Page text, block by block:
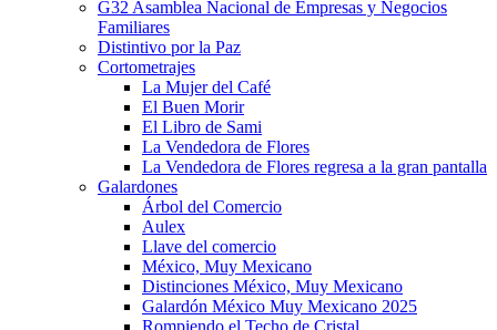
G32 Asamblea Nacional de Empresas y Negocios
Familiares
Distintivo por la Paz
Cortometrajes
La Mujer del Café
El Buen Morir
El Libro de Sami
La Vendedora de Flores
La Vendedora de Flores regresa a la gran pantalla
Galardones
Árbol del Comercio
Aulex
Llave del comercio
México, Muy Mexicano
Distinciones México, Muy Mexicano
Galardón México Muy Mexicano 2025
Rompiendo el Techo de Cristal